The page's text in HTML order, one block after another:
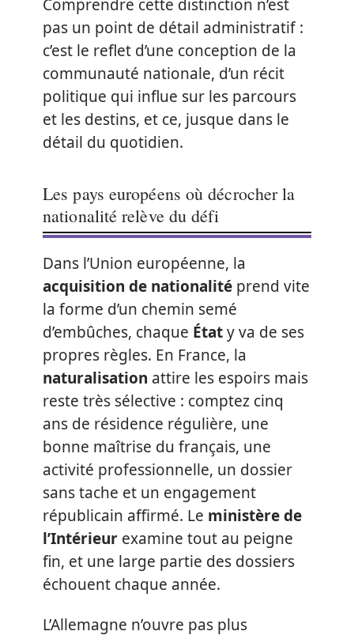
Comprendre cette distinction n’est
pas un point de détail administratif :
c’est le reflet d’une conception de la
communauté nationale, d’un récit
politique qui influe sur les parcours
et les destins, et ce, jusque dans le
détail du quotidien.
Les pays européens où décrocher la
nationalité relève du défi
Dans l’Union européenne, la
acquisition de nationalité prend vite
la forme d’un chemin semé
d’embûches, chaque Étaty va de ses
propres règles. En France, la
naturalisation attire les espoirs mais
reste très sélective : comptez cinq
ans de résidence régulière, une
bonne maîtrise du français, une
activité professionnelle, un dossier
sans tache et un engagement
républicain affirmé. Le ministère de
l’Intérieur examine tout au peigne
fin, et une large partie des dossiers
échouent chaque année.
L’Allemagne n’ouvre pas plus